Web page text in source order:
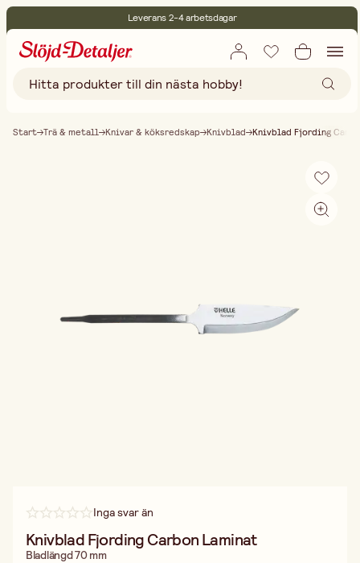
Leverans 2-4 arbetsdagar
Fri frakt vid köp över 499:-
Start Trä & metall Knivar & köksredskap Knivblad Knivblad Fjording
Inga svar än
Knivblad Fjording Carbon Laminat
Bladlängd 70 mm